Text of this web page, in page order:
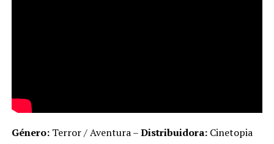
Género:Terror / Aventura –Distribuidora:Cinetopia